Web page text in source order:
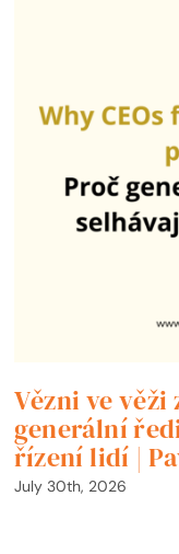
Vězni ve
generální
řízení lidí |
July 30th, 2026